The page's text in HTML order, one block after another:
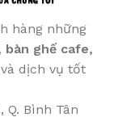
hàng những
bàn ghế cafe,
dịch vụ tốt
Q. Bình Tân